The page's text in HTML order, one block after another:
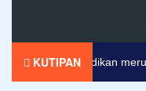
KUTIPAN
Pendidikan